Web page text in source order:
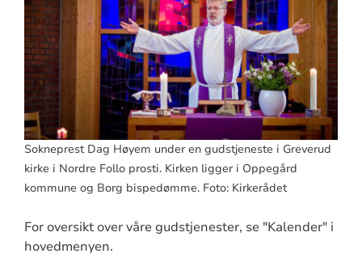
Sokneprest Dag Høyem under en gudstjeneste i Greverud
kirke i Nordre Follo prosti. Kirken ligger i Oppegård
kommune og Borg bispedømme. Foto: Kirkerådet
For oversikt over våre gudstjenester, se "Kalender" i
hovedmenyen.